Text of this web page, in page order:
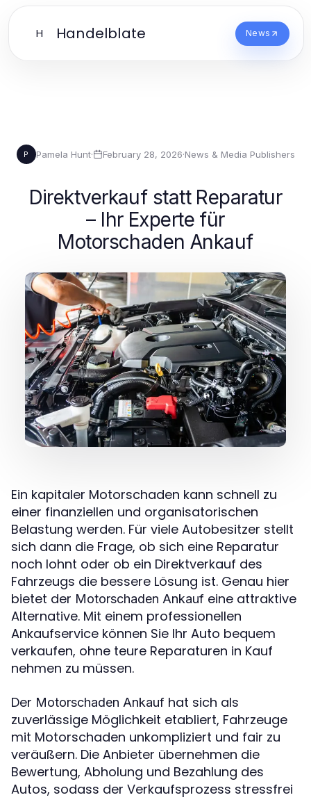
H Handelblate News
P Pamela Hunt· February 28, 2026·News & Media Publishers
Direktverkauf statt Reparatur
– Ihr Experte für
Motorschaden Ankauf
Ein kapitaler Motorschaden kann schnell zu
einer finanziellen und organisatorischen
Belastung werden. Für viele Autobesitzer stellt
sich dann die Frage, ob sich eine Reparatur
noch lohnt oder ob ein Direktverkauf des
Fahrzeugs die bessere Lösung ist. Genau hier
bietet der Motorschaden Ankauf eine attraktive
Alternative. Mit einem professionellen
Ankaufservice können Sie Ihr Auto bequem
verkaufen, ohne teure Reparaturen in Kauf
nehmen zu müssen.
Der Motorschaden Ankauf hat sich als
zuverlässige Möglichkeit etabliert, Fahrzeuge
mit Motorschaden unkompliziert und fair zu
veräußern. Die Anbieter übernehmen die
Bewertung, Abholung und Bezahlung des
Autos, sodass der Verkaufsprozess stressfrei